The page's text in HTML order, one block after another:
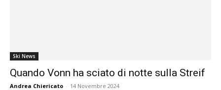
Ski News
Quando Vonn ha sciato di notte sulla Streif
Andrea Chiericato - 14 Novembre 2024